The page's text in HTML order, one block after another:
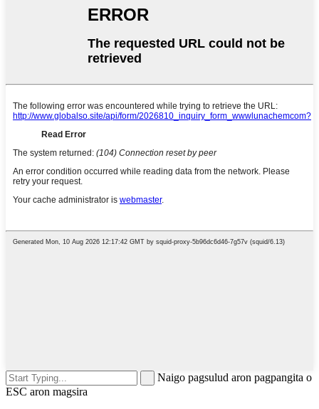
Naigo pagsulud aron pagpangita o
ESC aron magsira